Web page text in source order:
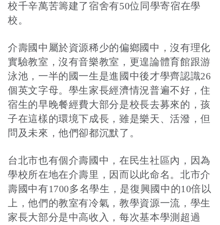
捷運
誠信經營規範
校千辛萬苦籌建了宿舍有50位同學寄宿在學
校。
介壽國中屬於資源稀少的偏鄉國中，沒有理化
實驗教室，沒有音樂教室，更遑論體育館跟游
泳池，一半的國一生是進國中後才學齊認識26
個英文字母。學生家長經濟情況普遍不好，住
宿生的早晚餐經費大部分是校長去募來的，孩
子在這樣的環境下成長，雖是樂天、活潑，但
問及未來，他們卻都沉默了。
台北市也有個介壽國中，在民生社區內，因為
學校所在地在介壽里，因而以此命名。北市介
壽國中有1700多名學生，是復興國中的10倍以
上，他們的教室有冷氣，教學資源一流，學生
家長大部分是中高收入，每次基本學測超過